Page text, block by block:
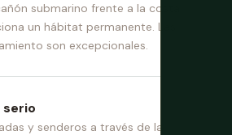
submarino frente a la costa
un hábitat permanente. Las
son excepcionales.
serio
y senderos a través de la